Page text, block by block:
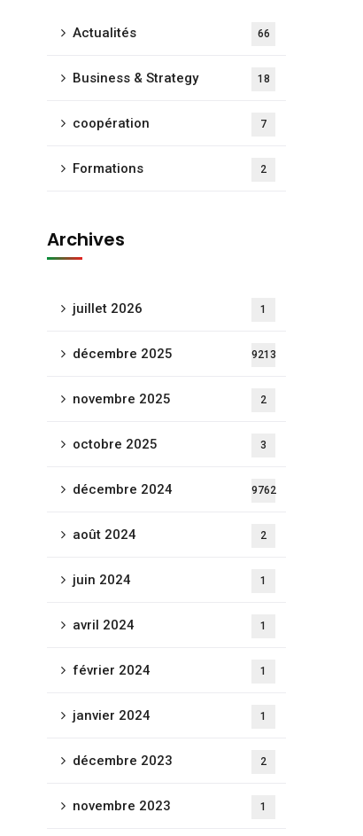
Actualités 66
Business & Strategy 18
coopération 7
Formations 2
Archives
juillet 2026 1
décembre 2025 9213
novembre 2025 2
octobre 2025 3
décembre 2024 9762
août 2024 2
juin 2024 1
avril 2024 1
février 2024 1
janvier 2024 1
décembre 2023 2
novembre 2023 1